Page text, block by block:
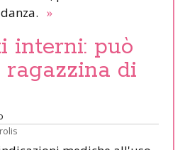
»
interni: può
di